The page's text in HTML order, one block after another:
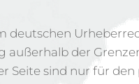
der
Seite sind nur für